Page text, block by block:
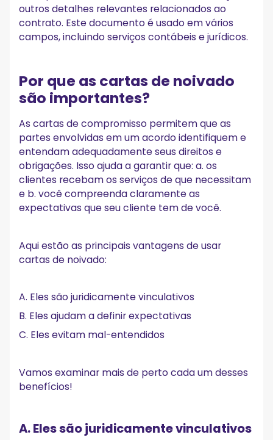
8. Confirmação dos termos
9. Assinatura do cliente
A carta de não engajamento
Comece a escrever melhores cartas de
engajamento de clientes agora!
outros detalhes relevantes relacionados ao
contrato. Este documento é usado em vários
campos, incluindo serviços contábeis e jurídicos.
Por que as cartas de noivado
são importantes?
As cartas de compromisso permitem que as
partes envolvidas em um acordo identifiquem e
entendam adequadamente seus direitos e
obrigações. Isso ajuda a garantir que: a. os
clientes recebam os serviços de que necessitam
e b. você compreenda claramente as
expectativas que seu cliente tem de você.
Aqui estão as principais vantagens de usar
cartas de noivado:
A. Eles são juridicamente vinculativos
B. Eles ajudam a definir expectativas
C. Eles evitam mal-entendidos
Vamos examinar mais de perto cada um desses
benefícios!
A. Eles são juridicamente vinculativos